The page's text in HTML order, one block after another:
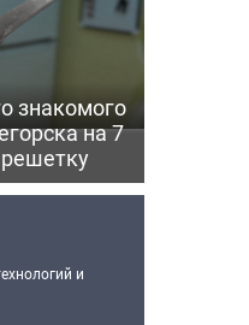
знакомого
на 7
и